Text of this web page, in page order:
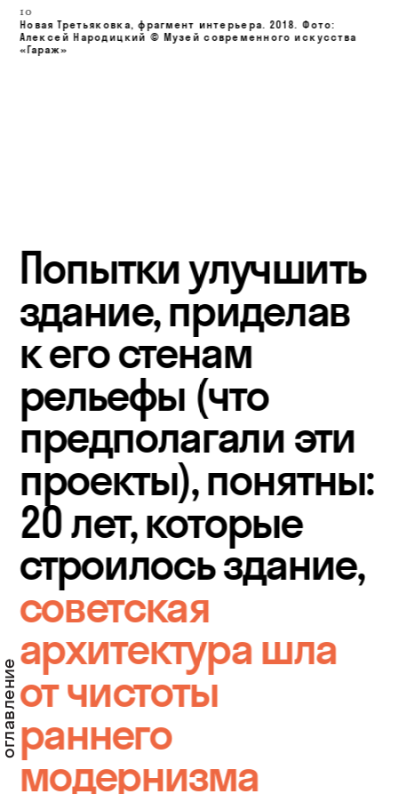
10
Новая Третьяковка, фрагмент интерьера. 2018. Фото:
Алексей Народицкий © Музей современного искусства
«Гараж»
Попытки улучшить
здание, приделав
к его стенам
рельефы (что
предполагали эти
проекты), понятны:
20 лет, которые
строилось здание,
советская
архитектура шла
от чистоты
раннего
модернизма